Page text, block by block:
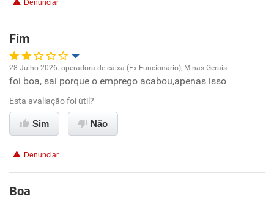
Recomenda a diretoria
Denunciar
Fim
Oportunidade de promoção
Ambiente de trabalho
Benefícios
28 Julho 2026. operadora de caixa (Ex-Funcionário), Minas Gerais
foi boa, sai porque o emprego acabou,apenas isso
Esta avaliação foi útil?
Sim Não
Denunciar
Boa